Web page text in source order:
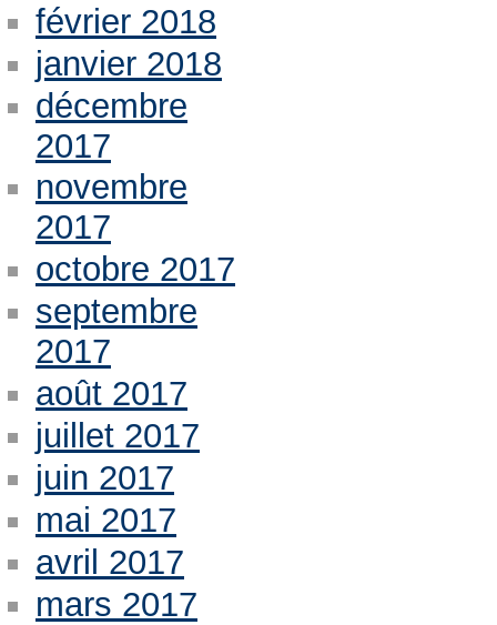
février 2018
janvier 2018
décembre
2017
novembre
2017
octobre 2017
septembre
2017
août 2017
juillet 2017
juin 2017
mai 2017
avril 2017
mars 2017